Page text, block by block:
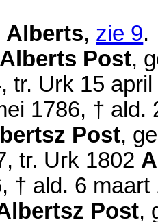
Alberts, zie 9.
Post,
, tr. Urk 15
1786, † ald.
Post,
, tr. Urk 1802
, † ald. 6 maart
Post,